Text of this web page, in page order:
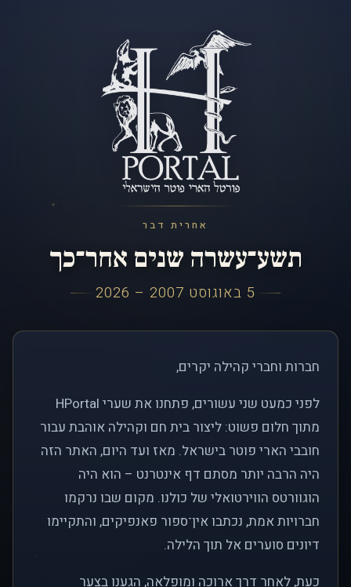
אחרית דבר
תשע־עשרה שנים אחר־כך
5 באוגוסט 2007 – 2026
חברות וחברי קהילה יקרים,
לפני כמעט שני עשורים, פתחנו את שערי HPortal
מתוך חלום פשוט: ליצור בית חם וקהילה אוהבת עבור
חובבי הארי פוטר בישראל. מאז ועד היום, האתר הזה
היה הרבה יותר מסתם דף אינטרנט – הוא היה
הוגוורטס הווירטואלי של כולנו. מקום שבו נרקמו
חברויות אמת, נכתבו אין־ספור פאנפיקים, והתקיימו
דיונים סוערים אל תוך הלילה.
כעת, לאחר דרך ארוכה ומופלאה, הגענו בצער